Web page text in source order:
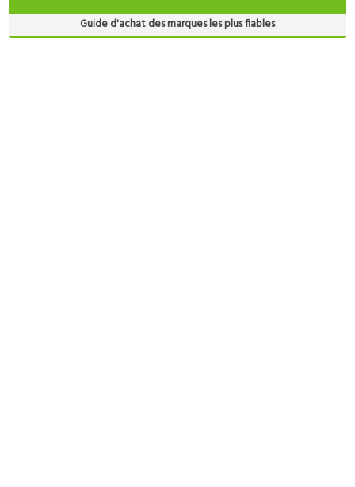
Guide d'achat des marques les plus fiables